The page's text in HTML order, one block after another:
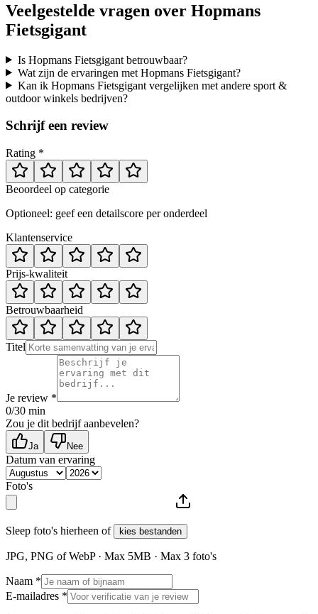
Veelgestelde vragen over Hopmans
Fietsgigant
Is Hopmans Fietsgigant betrouwbaar?
Wat zijn de ervaringen met Hopmans Fietsgigant?
Kan ik Hopmans Fietsgigant vergelijken met andere sport &
outdoor winkels bedrijven?
Schrijf een review
Rating *
Beoordeel op categorie
Optioneel: geef een detailscore per onderdeel
Klantenservice
Prijs-kwaliteit
Betrouwbaarheid
Titel
Je review *
0/30 min
Zou je dit bedrijf aanbevelen?
Ja Nee
Datum van ervaring
Foto's
Sleep foto's hierheen of kies bestanden
JPG, PNG of WebP · Max 5MB · Max 3 foto's
Naam *
E-mailadres *